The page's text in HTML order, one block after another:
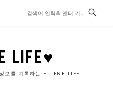
LIFE♥
보를 기록하는 ELLENE LIFE